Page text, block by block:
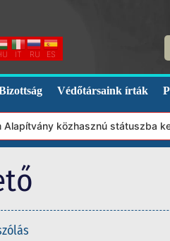
IT RU ES
Védőtársaink írták
közhasznú státuszba